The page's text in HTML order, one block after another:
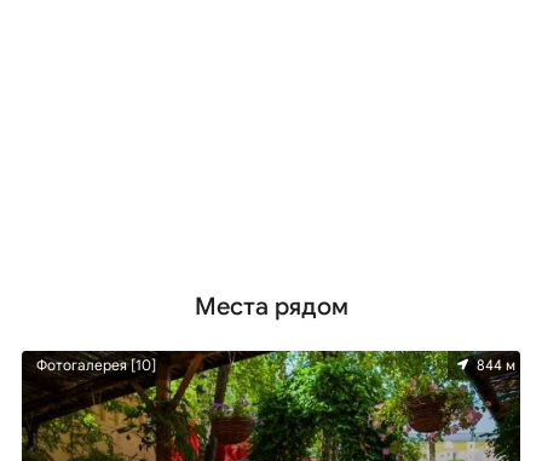
Места рядом
Фотогалерея [10] 844 м